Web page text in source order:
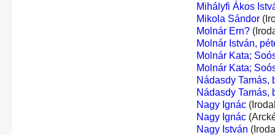
Mihályfi Ákos
Mikola Sándor
Molnár Ern?
Molnár István,
Molnár Kata;
Molnár Kata;
Nádasdy Tamás,
Nádasdy Tamás,
Nagy Ignác
Nagy Ignác
Nagy István